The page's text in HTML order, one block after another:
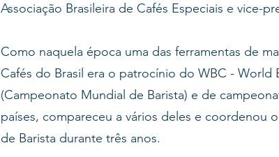
Associação Brasileira de Cafés Especiais e vice-
Como naquela época uma das ferramentas de
Cafés do Brasil era o patrocínio do WBC - World
(Campeonato Mundial de Barista) e de
países, compareceu a vários deles e coordenou
de Barista durante três anos.